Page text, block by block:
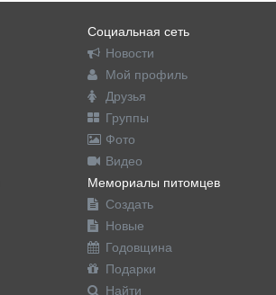
Социальная сеть
Новости
Мой профиль
Друзья
Группы
Фото
Видео
Мемориалы питомцев
Создать
Новые
Годовщина
Подарки
Найти